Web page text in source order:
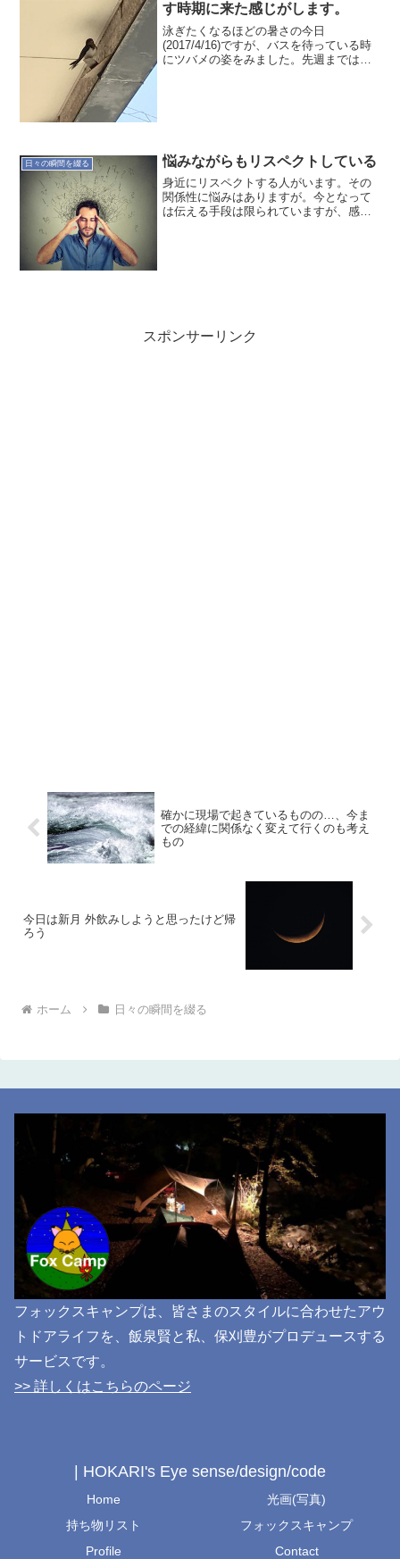
す時期に来た感じがします。
泳ぎたくなるほどの暑さの今日
(2017/4/16)ですが、バスを待っている時
にツバメの姿をみました。先週までは桜
日々の瞬間を綴る 悩みながらもリスペクトしている
身近にリスペクトする人がいます。その
関係性に悩みはありますが。今となって
は伝える手段は限られていますが、感謝
スポンサーリンク
確かに現場で起きているものの…、今ま
での経緯に関係なく変えて行くのも考え
もの
今日は新月 外飲みしようと思ったけど帰
ろう
ホーム 日々の瞬間を綴る
フォックスキャンプは、皆さまのスタイルに合わせたアウ
トドアライフを、飯泉賢と私、保刈豊がプロデュースする
サービスです。
>> 詳しくはこちらのページ
| HOKARI's Eye sense/design/code
Home
光画(写真)
持ち物リスト
フォックスキャンプ
Profile
Contact